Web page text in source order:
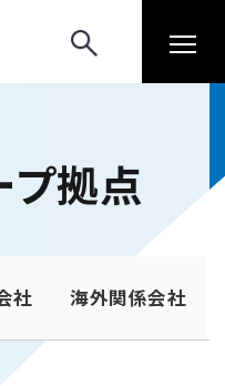
拠点
社 海外関係会社